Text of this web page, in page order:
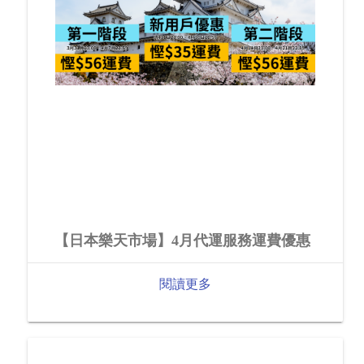
【日本樂天市場】4月代運服務運費優惠
閱讀更多